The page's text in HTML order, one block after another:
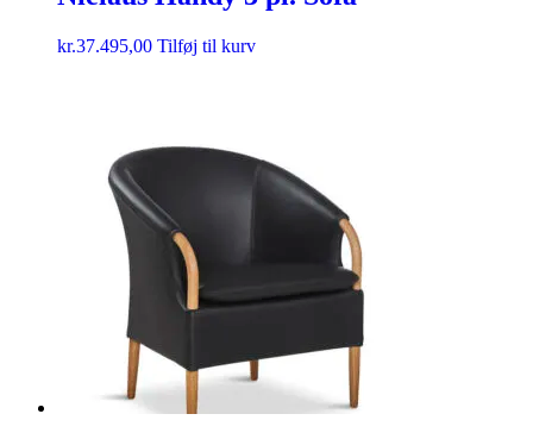
kr.37.495,00 Tilføj til kurv